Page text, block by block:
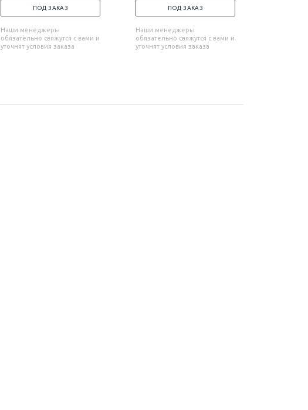
ПОД ЗАКАЗ
Наши менеджеры
обязательно свяжутся с вами и
уточнят условия заказа
ПОД ЗАКАЗ
Наши менеджеры
обязательно свяжутся с вами и
уточнят условия заказа